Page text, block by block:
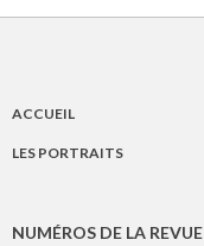
articles
ACCUEIL
LES PORTRAITS
NUMÉROS DE LA REVUE